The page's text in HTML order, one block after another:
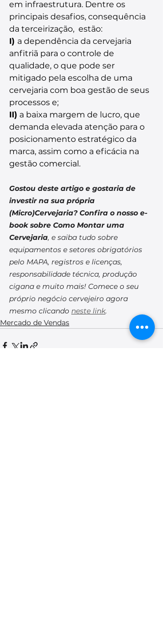
em infraestrutura. Dentre os
principais desafios, consequência
da terceirização,  estão:
I) a dependência da cervejaria
anfitriã para o controle de
qualidade, o que pode ser
mitigado pela escolha de uma
cervejaria com boa gestão de seus
processos e;
II) a baixa margem de lucro, que
demanda elevada atenção para o
posicionamento estratégico da
marca, assim como a eficácia na
gestão comercial.
Gostou deste artigo e gostaria de
investir na sua própria
(Micro)Cervejaria? Confira o nosso e-
book sobre Como Montar uma
Cervejaria, e saiba tudo sobre
equipamentos e setores obrigatórios
pelo MAPA, registros e licenças,
responsabilidade técnica, produção
cigana e muito mais! Comece o seu
próprio negócio cervejeiro agora
mesmo clicando neste link.
Mercado de Vendas